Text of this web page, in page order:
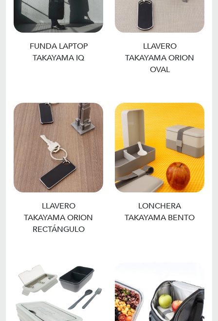
FUNDA LAPTOP
TAKAYAMA IQ
LLAVERO
TAKAYAMA ORION
OVAL
LLAVERO
TAKAYAMA ORION
RECTÁNGULO
LONCHERA
TAKAYAMA BENTO